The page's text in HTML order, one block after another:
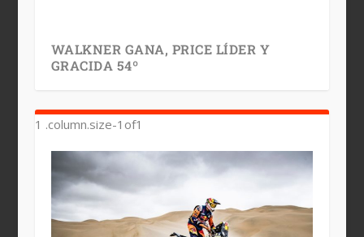
WALKNER GANA, PRICE LÍDER Y
GRACIDA 54º